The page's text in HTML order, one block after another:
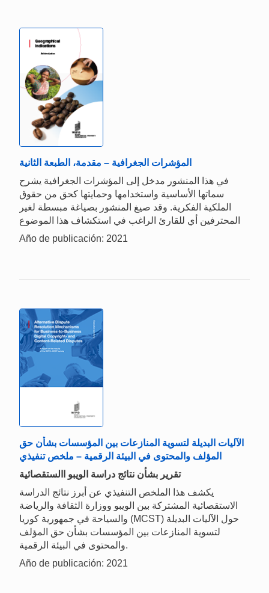
المؤشرات الجغرافية – مقدمة، الطبعة الثانية
في هذا المنشور مدخل إلى المؤشرات الجغرافية يشرح
سماتها الأساسية واستخدامها وحمايتها كحق من حقوق
الملكية الفكرية. وقد صيغ المنشور بصياغة مبسطة لغير
المحترفين أي للقارئ الراغب في استكشاف هذا الموضوع
Año de publicación: 2021
الآليات البديلة لتسوية المنازعات بين المؤسسات بشأن حق
المؤلف والمحتوى في البيئة الرقمية – ملخص تنفيذي
تقرير بشأن نتائج دراسة الويبو االستقصائية
يكشف هذا الملخص التنفيذي عن أبرز نتائج الدراسة
الاستقصائية المشتركة بين الويبو ووزارة الثقافة والرياضة
والسياحة في جمهورية كوريا (MCST) حول الآليات البديلة
لتسوية المنازعات بين المؤسسات بشأن حق المؤلف
والمحتوى في البيئة الرقمية.
Año de publicación: 2021